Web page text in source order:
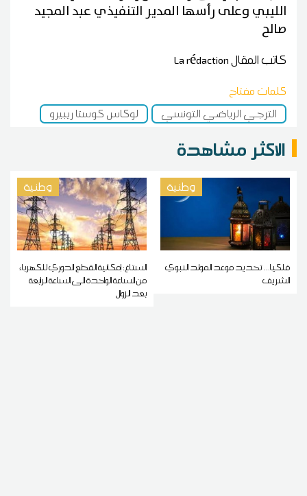
الليبي وعلى رأسها المدير التنفيذي عبد المجيد
صالح
كاتب المقالLa rédaction
كلمات مفتاح
الترجي الرياضي التونسي
لوكاس كوستا ريبيرو
الاكثر مشاهدة
وطنية
فلكيا... تحديد موعد المولد النبوي
الشريف
وطنية
الستاغ: إمكانية القطع الدوري للكهرباء
من الساعة الواحدة الى الساعة الرابعة
بعد الزوال